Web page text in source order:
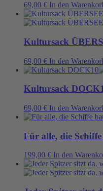
69,00 € In den
Kultursack
69,00 € In den
Kultursack
69,00 € In den
Für alle, die
199,00 € In den